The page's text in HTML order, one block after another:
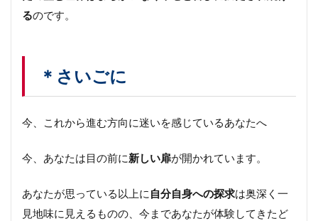
るのです。
＊さいごに
今、これから進む方向に迷いを感じているあなたへ
今、あなたは目の前に新しい扉が開かれています。
あなたが思っている以上に 自分自身への探求は奥深く一
見地味に見えるものの、今まであなたが体験してきたど